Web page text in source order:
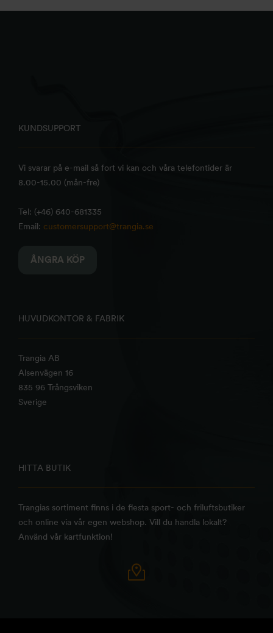
KUNDSUPPORT
Vi svarar på e-mail så fort vi kan och våra telefontider är
8.00-15.00 (mån-fre)
Tel: (+46) 640-681335
Email: customersupport@trangia.se
ÅNGRA KÖP
HUVUDKONTOR & FABRIK
Trangia AB
Alsenvägen 16
835 96 Trångsviken
Sverige
HITTA BUTIK
Trangias sortiment finns i de flesta sport- och friluftsbutiker
och online via vår egen webshop. Vill du handla lokalt?
Använd vår kartfunktion!